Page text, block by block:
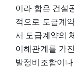
이라 함은 건설
적으로 도급계
서 도급계약의
이해관계를 가
발정비조합이